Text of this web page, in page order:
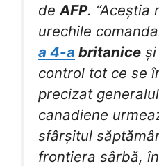
de AFP. “Aceștia
urechile
a 4-a britanice
control tot ce se
precizat
canadiene
sfârșitul
frontiera sârbă,